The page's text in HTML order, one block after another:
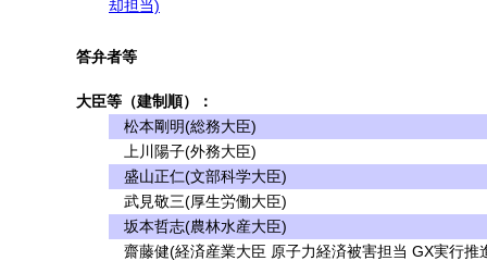
却担当)
答弁者等
大臣等（建制順）：
松本剛明(総務大臣)
上川陽子(外務大臣)
盛山正仁(文部科学大臣)
武見敬三(厚生労働大臣)
坂本哲志(農林水産大臣)
齋藤健(経済産業大臣 原子力経済被害担当 GX実行推